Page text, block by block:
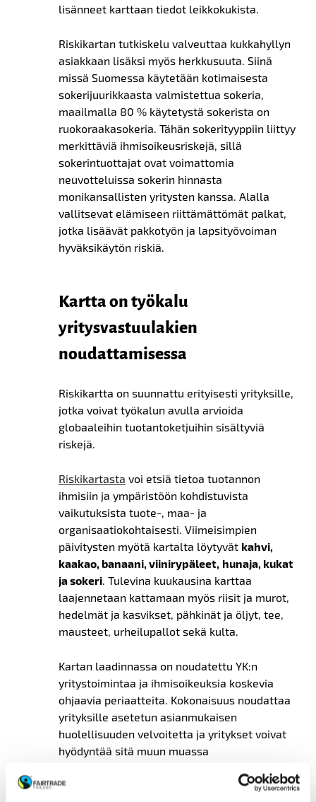
lisänneet karttaan tiedot leikkokukista.
Riskikartan tutkiskelu valveuttaa kukkahyllyn
asiakkaan lisäksi myös herkkusuuta. Siinä
missä Suomessa käytetään kotimaisesta
sokerijuurikkaasta valmistettua sokeria,
maailmalla 80 % käytetystä sokerista on
ruokoraakasokeria. Tähän sokerityyppiin liittyy
merkittäviä ihmisoikeusriskejä, sillä
sokerintuottajat ovat voimattomia
neuvotteluissa sokerin hinnasta
monikansallisten yritysten kanssa. Alalla
vallitsevat elämiseen riittämättömät palkat,
jotka lisäävät pakkotyön ja lapsityövoiman
hyväksikäytön riskiä.
Kartta on työkalu
yritysvastuulakien
noudattamisessa
Riskikartta on suunnattu erityisesti yrityksille,
jotka voivat työkalun avulla arvioida
globaaleihin tuotantoketjuihin sisältyviä
riskejä.
Riskikartasta voi etsiä tietoa tuotannon
ihmisiin ja ympäristöön kohdistuvista
vaikutuksista tuote-, maa- ja
organisaatiokohtaisesti. Viimeisimpien
päivitysten myötä kartalta löytyvät kahvi,
kaakao, banaani, viinirypäleet, hunaja, kukat
ja sokeri. Tulevina kuukausina karttaa
laajennetaan kattamaan myös riisit ja murot,
hedelmät ja kasvikset, pähkinät ja öljyt, tee,
mausteet, urheilupallot sekä kulta.
Kartan laadinnassa on noudatettu YK:n
yritystoimintaa ja ihmisoikeuksia koskevia
ohjaavia periaatteita. Kokonaisuus noudattaa
yrityksille asetetun asianmukaisen
huolellisuuden velvoitetta ja yritykset voivat
hyödyntää sitä muun muassa
kestävyysraportointidirektiivin ja